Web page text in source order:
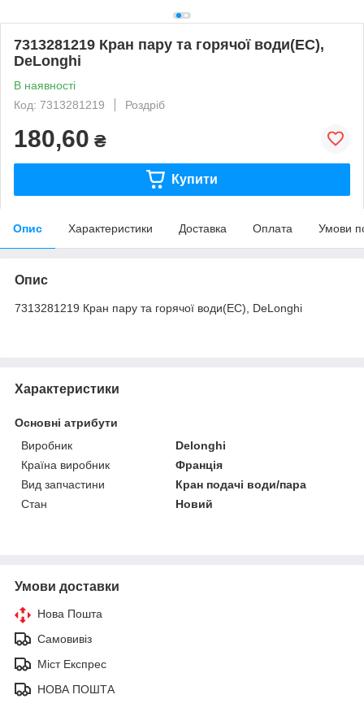
7313281219 Кран пару та горячої води(EC),
DeLonghi
В наявності
Код: 7313281219
Роздріб
180,60 ₴
Купити
Опис Характеристики Доставка Оплата Умови
Опис
7313281219 Кран пару та горячої води(EC), DeLonghi
Характеристики
Основні атрибути
Виробник
Delonghi
Країна виробник
Франція
Вид запчастини
Кран подачі води/пара
Стан
Новий
Умови доставки
Нова Пошта
Самовивіз
Міст Експрес
НОВА ПОШТА